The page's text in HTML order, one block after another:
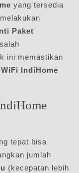
yang tersedia
Paket
ini memastikan
WiFi IndiHome
tepat bisa
jumlah
(kecepatan lebih